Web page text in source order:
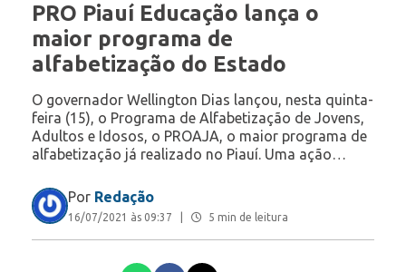
PRO Piauí Educação lança o
maior programa de
alfabetização do Estado
O governador Wellington Dias lançou, nesta quinta-
feira (15), o Programa de Alfabetização de Jovens,
Adultos e Idosos, o PROAJA, o maior programa de
alfabetização já realizado no Piauí. Uma ação…
Por Redação
16/07/2021 às 09:37 5 min de leitura